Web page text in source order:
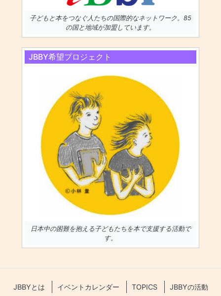
子どもと本をつなぐ人たちの国際的なネットワーク。85
の国と地域が加盟しています。
JBBY希望プロジェクト
日本中の困難を抱える子どもたちを本で支援する活動で
す。
JBBYとは イベントカレンダー TOPICS JBBYの活動